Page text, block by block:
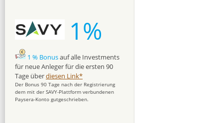
1%
1 % Bonusauf alle Investments
für neue Anleger für die ersten 90
Tage überdiesen Link*
Der Bonus 90 Tage nach der Registrierung
dem mit der SAVY-Plattform verbundenen
Paysera-Konto gutgeschrieben.